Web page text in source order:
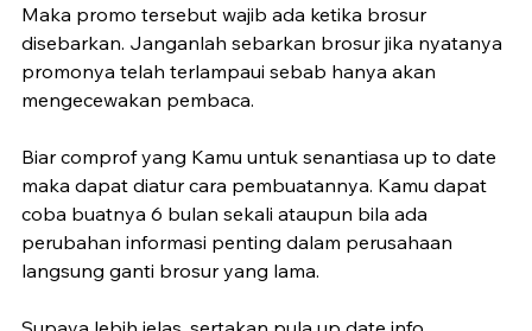
Maka promo tersebut wajib ada ketika brosur
disebarkan. Janganlah sebarkan brosur jika nyatanya
promonya telah terlampaui sebab hanya akan
mengecewakan pembaca.
Biar comprof yang Kamu untuk senantiasa up to date
maka dapat diatur cara pembuatannya. Kamu dapat
coba buatnya 6 bulan sekali ataupun bila ada
perubahan informasi penting dalam perusahaan
langsung ganti brosur yang lama.